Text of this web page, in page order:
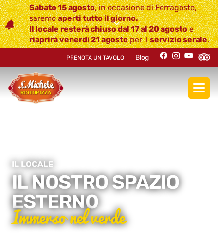
Sabato 15 agosto, in occasione di Ferragosto,
saremoaperti tutto il giorno.
Il locale resteràchiuso dal 17 al 20 agostoe
riaprirà venerdì 21 agostoper ilservizio serale.
PRENOTA UN TAVOLO Blog
IL LOCALE
IL NOSTRO SPAZIO
ESTERNO
Immerso nel verde